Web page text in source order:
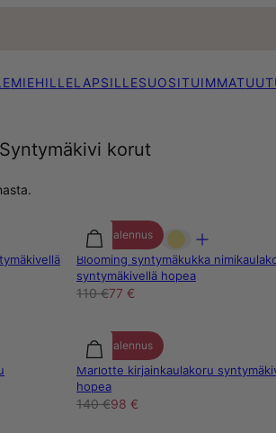
MIEHILLELAPSILLESUOSITUIMMAT
Syntymäkivi korut
30% alennus
Blooming syntymäkukka
syntymäkivellä hopea
110 €77 €
30% alennus
Marlotte kirjainkaulakoru
hopea
140 €98 €